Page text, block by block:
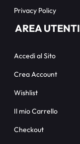
Privacy Policy
AREA UTENTI
Accedi al Sito
Crea Account
Wishlist
Il mio Carrello
Checkout